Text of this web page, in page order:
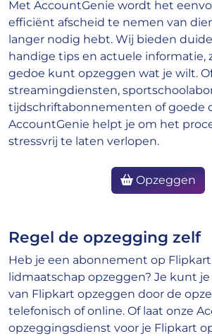
Met AccountGenie wordt het
efficiënt afscheid te nemen van
langer nodig hebt. Wij bieden
handige tips en actuele informatie,
gedoe kunt opzeggen wat je wilt.
streamingdiensten,
tijdschriftabonnementen of goede
AccountGenie helpt je om het
stressvrij te laten verlopen.
Opzeggen
Regel de opzegging zelf
Heb je een abonnement op
lidmaatschap opzeggen? Je kunt
van Flipkart opzeggen door de
telefonisch of online. Of laat onze
opzeggingsdienst voor je Flipkart